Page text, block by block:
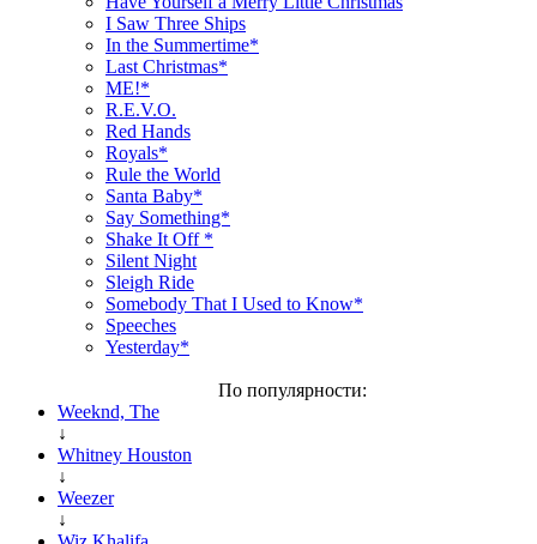
I Saw Three Ships
In the Summertime*
Last Christmas*
ME!*
R.E.V.O.
Red Hands
Royals*
Rule the World
Santa Baby*
Say Something*
Shake It Off *
Silent Night
Sleigh Ride
Somebody That I Used to Know*
Speeches
Yesterday*
По популярности:
Weeknd, The
↓
Whitney Houston
↓
Weezer
↓